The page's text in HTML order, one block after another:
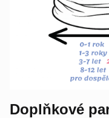
Doplňkové